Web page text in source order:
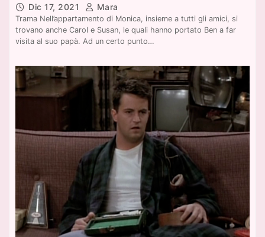
Dic 17, 2021 Mara
Trama Nell’appartamento di Monica, insieme a tutti gli amici, si
trovano anche Carol e Susan, le quali hanno portato Ben a far
visita al suo papà. Ad un certo punto…